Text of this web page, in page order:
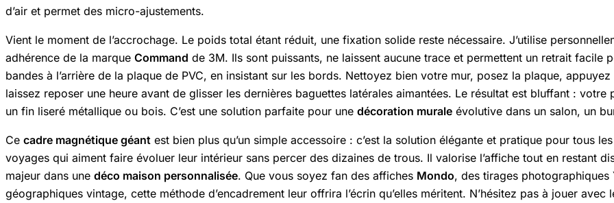
d’air et permet des micro-ajustements.
Vient le moment de l’accrochage. Le poids total étant réduit, une fixation solide reste nécessaire. J’utilise
adhérence de la marque Command de 3M. Ils sont puissants, ne laissent aucune trace et permettent un retrait facile
bandes à l’arrière de la plaque de PVC, en insistant sur les bords. Nettoyez bien votre mur, posez la plaque,
laissez reposer une heure avant de glisser les dernières baguettes latérales aimantées. Le résultat est bluffant :
un fin liseré métallique ou bois. C’est une solution parfaite pour une décoration murale évolutive dans un salon, un
Ce cadre magnétique géant est bien plus qu’un simple accessoire : c’est la solution élégante et pratique pour tous
voyages qui aiment faire évoluer leur intérieur sans percer des dizaines de trous. Il valorise l’affiche tout en restant
majeur dans une déco maison personnalisée. Que vous soyez fan des affiches Mondo, des tirages photographiques
géographiques vintage, cette méthode d’encadrement leur offrira l’écrin qu’elles méritent. N’hésitez pas à jouer